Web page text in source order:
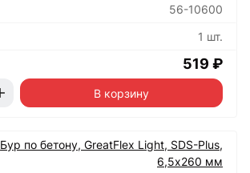
56-10600
1 шт.
519 ₽
В корзину
Бур по бетону, GreatFlex Light, SDS-Plus,
6,5х260 мм